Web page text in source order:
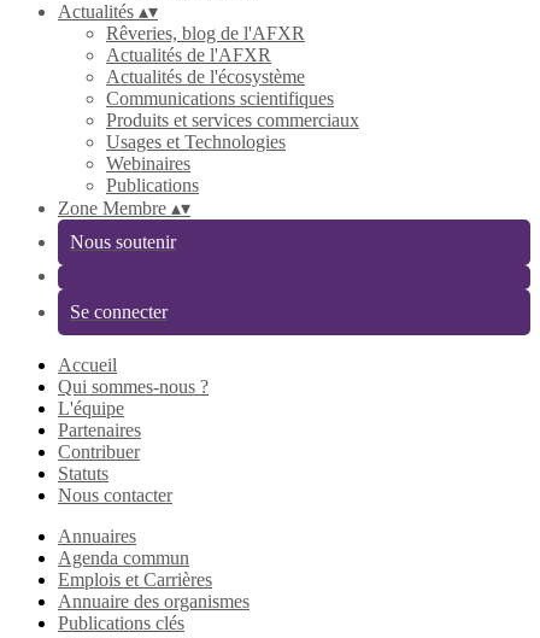
Actualités ▴▾
Rêveries, blog de l'AFXR
Actualités de l'AFXR
Actualités de l'écosystème
Communications scientifiques
Produits et services commerciaux
Usages et Technologies
Webinaires
Publications
Zone Membre ▴▾
Nous soutenir
Se connecter
Accueil
Qui sommes-nous ?
L'équipe
Partenaires
Contribuer
Statuts
Nous contacter
Annuaires
Agenda commun
Emplois et Carrières
Annuaire des organismes
Publications clés